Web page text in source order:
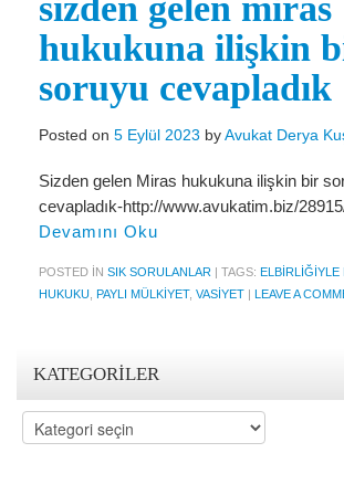
Miras Hukuku
İcra Ve İflas Hukuku
Gayrimenkul hukuku
Ticaret Hukuku
İdare ve Vergi Hukuku
Basında Derya Kuşaslan
HESAPLAMA ARAÇLARI
Fazla Mesai Hesaplama
İşsizlik Maaşı Hesaplama
sizden gelen miras
hukukuna ilişkin
soruyu cevapladık
Posted on 5 Eylül 2023 byAvukat Derya
Sizden gelen Miras hukukuna ilişkin bir
cevapladık-http://www.avukatim.biz/
Devamını Oku
POSTED IN SIK SORULANLAR | TAGS: ELBIRLIĞIYLE
HUKUKU PAYLI MÜLKIYET, VASIYET | LEAVE A
KATEGORILER
Kategoriler